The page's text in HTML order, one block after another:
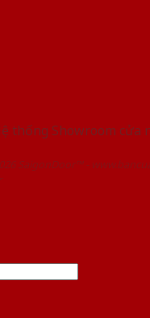
thống Showroom cửa
SaigonDoor™ -